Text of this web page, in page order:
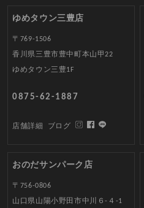
ゆめタウン三豊店
〒769-1506
香川県三豊市豊中町本山甲22
ゆめタウン三豊1F
0875-62-1887
店舗詳細 ブログ
おのだサンパーク店
〒756-0806
山口県山陽小野田市中川６-４-1